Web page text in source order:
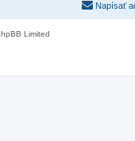
Napísať
Limited